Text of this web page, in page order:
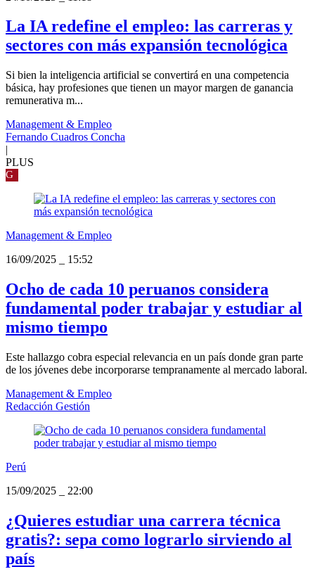
La IA redefine el empleo: las carreras y
sectores con más expansión tecnológica
Si bien la inteligencia artificial se convertirá en una competencia
básica, hay profesiones que tienen un mayor margen de ganancia
remunerativa m...
Management & Empleo
Fernando Cuadros Concha
|
PLUS
G
Management & Empleo
16/09/2025
15:52
Ocho de cada 10 peruanos considera
fundamental poder trabajar y estudiar al
mismo tiempo
Este hallazgo cobra especial relevancia en un país donde gran parte
de los jóvenes debe incorporarse tempranamente al mercado laboral.
Management & Empleo
Redacción Gestión
Perú
15/09/2025
22:00
¿Quieres estudiar una carrera técnica
gratis?: sepa como lograrlo sirviendo al
país